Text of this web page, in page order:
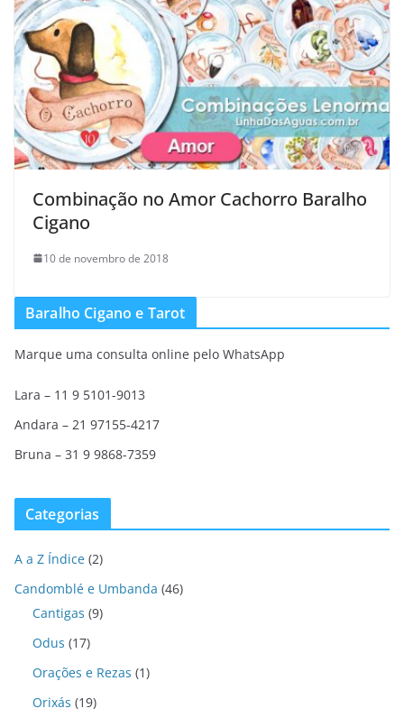
Combinação no Amor Cachorro Baralho
Cigano
10 de novembro de 2018
Baralho Cigano e Tarot
Marque uma consulta online pelo WhatsApp
Lara – 11 9 5101-9013
Andara – 21 97155-4217
Bruna – 31 9 9868-7359
Categorias
A a Z Índice (2)
Candomblé e Umbanda (46)
Cantigas (9)
Odus (17)
Orações e Rezas (1)
Orixás (19)